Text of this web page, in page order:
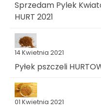
Sprzedam Pylek
HURT 2021
14 Kwietnia 2021
Pyłek pszczeli
01 Kwietnia 2021